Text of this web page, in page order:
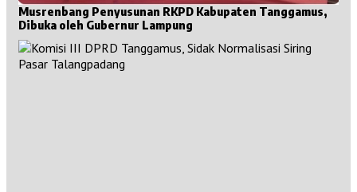
Musrenbang Penyusunan RKPD Kabupaten Tanggamus,
Dibuka oleh Gubernur Lampung